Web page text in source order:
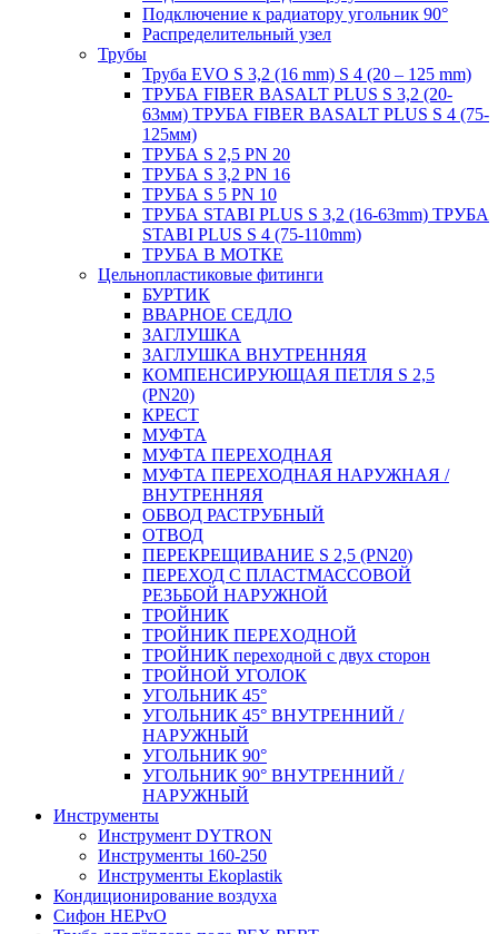
Подключение к радиатору угольник 90°
Распределительный узел
Трубы
Труба EVO S 3,2 (16 mm) S 4 (20 – 125 mm)
ТРУБА FIBER BASALT PLUS S 3,2 (20-
63мм) ТРУБА FIBER BASALT PLUS S 4 (75-
125мм)
ТРУБА S 2,5 PN 20
ТРУБА S 3,2 PN 16
ТРУБА S 5 PN 10
ТРУБА STABI PLUS S 3,2 (16-63mm) ТРУБА
STABI PLUS S 4 (75-110mm)
ТРУБА В МОТКЕ
Цельнопластиковые фитинги
БУРТИК
ВВАРНОЕ СЕДЛО
ЗАГЛУШКА
ЗАГЛУШКА ВНУТРЕННЯЯ
КОМПЕНСИРУЮЩАЯ ПЕТЛЯ S 2,5
(PN20)
КРЕСТ
МУФТА
МУФТА ПЕРЕХОДНАЯ
МУФТА ПЕРЕХОДНАЯ НАРУЖНАЯ /
ВНУТРЕННЯЯ
ОБВОД РАСТРУБНЫЙ
ОТВОД
ПЕРЕКРЕЩИВАНИЕ S 2,5 (PN20)
ПЕРЕХОД С ПЛАСТМАССОВОЙ
РЕЗЬБОЙ НАРУЖНОЙ
ТРОЙНИК
ТРОЙНИК ПЕРЕXОДНОЙ
ТРОЙНИК переходной с двух сторон
ТРОЙНОЙ УГОЛОК
УГОЛЬНИК 45°
УГОЛЬНИК 45° ВНУТРЕННИЙ /
НАРУЖНЫЙ
УГОЛЬНИК 90°
УГОЛЬНИК 90° ВНУТРЕННИЙ /
НАРУЖНЫЙ
Инструменты
Инструмент DYTRON
Инструменты 160-250
Инструменты Ekoplastik
Кондиционирование воздуха
Сифон HEPvO